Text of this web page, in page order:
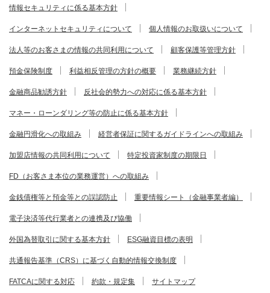
情報セキュリティに係る基本方針
インターネットセキュリティについて 個人情報のお取扱いについて
法人等のお客さまの情報の共同利用について 顧客保護等管理方針
預金保険制度 利益相反管理の方針の概要 業務継続方針
金融商品勧誘方針 反社会的勢力への対応に係る基本方針
マネー・ローンダリング等の防止に係る基本方針
金融円滑化への取組み 経営者保証に関するガイドラインへの取組み
加盟店情報の共同利用について 特定投資家制度の期限日
FD（お客さま本位の業務運営）への取組み
金銭債権等と預金等との誤認防止 重要情報シート（金融事業者編）
電子決済等代行業者との連携及び協働
外国為替取引に関する基本方針 ESG融資目標の表明
共通報告基準（CRS）に基づく自動的情報交換制度
FATCAに関する対応 約款・規定集 サイトマップ